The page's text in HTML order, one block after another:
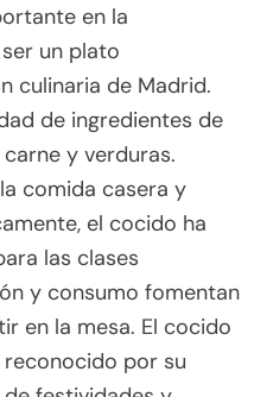
en la
un plato
culinaria de Madrid.
de ingredientes de
y verduras.
comida casera y
el cocido ha
las clases
y consumo fomentan
en la mesa. El cocido
por su